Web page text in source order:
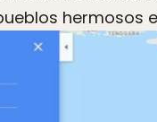
hermosos